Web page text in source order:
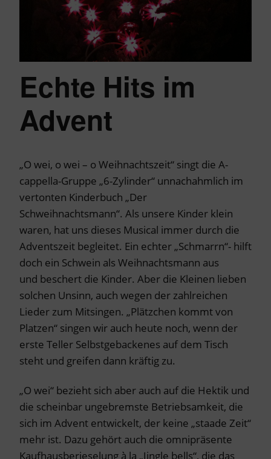
Echte Hits im
Advent
„O wei, o wei – o Weihnachtszeit“ singt die A-
cappella-Gruppe „6-Zylinder“ unnachahmlich im
vertonten Kinderbuch „Der
Schweihnachtsmann“. Als unsere Kinder klein
waren, hat uns dieses Musical immer durch die
Adventszeit begleitet. Ein echter „Schmarrn“- hilft
doch ein Schwein als Weihnachtsmann aus
und beschert die Kinder. Aber die Kleinen lieben
solchen Unsinn, auch wegen der zahlreichen
Lieder zum Mitsingen. „Plätzchen kommt von
Platzen“ singen wir auch heute noch, wenn der
erste Teller Selbstgebackenes auf dem Tisch
steht und greifen dann kräftig zu.
„O wei“ bezieht sich aber auch auf die Hektik und
die scheinbar ungebremste Betriebsamkeit, die
sich im Advent entwickelt, der keine „staade Zeit“
mehr ist. Dazu gehört auch die omnipräsente
Kaufhausberieselung à la „Jingle bells“, die das